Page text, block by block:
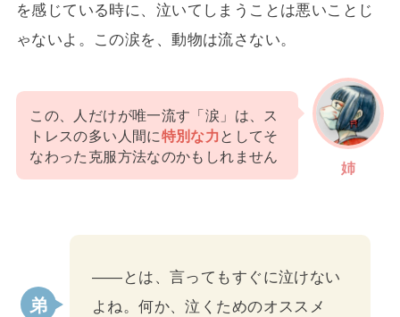
を感じている時に、泣いてしまうことは悪いことじ
ゃないよ。この涙を、動物は流さない。
姉
この、人だけが唯一流す「涙」は、ス
トレスの多い人間に特別な力としてそ
なわった克服方法なのかもしれません
――とは、言ってもすぐに泣けない
よね。何か、泣くためのオススメ